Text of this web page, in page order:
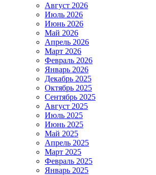
Август 2026
Июль 2026
Июнь 2026
Май 2026
Апрель 2026
Март 2026
Февраль 2026
Январь 2026
Декабрь 2025
Октябрь 2025
Сентябрь 2025
Август 2025
Июль 2025
Июнь 2025
Май 2025
Апрель 2025
Март 2025
Февраль 2025
Январь 2025